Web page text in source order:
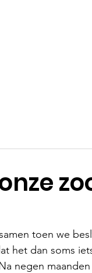
toen we
het dan soms
negen